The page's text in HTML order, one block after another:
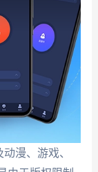
漫、游戏、